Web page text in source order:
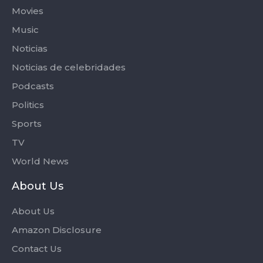
Movies
Music
Noticias
Noticias de celebridades
Podcasts
Politics
Sports
TV
World News
About Us
About Us
Amazon Disclosure
Contact Us